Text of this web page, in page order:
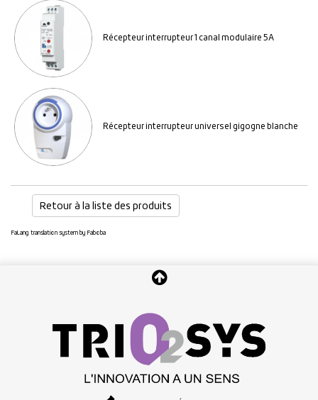
Récepteur interrupteur 1 canal modulaire 5A
Récepteur interrupteur universel gigogne blanche
Retour à la liste des produits
FaLang translation system by Faboba